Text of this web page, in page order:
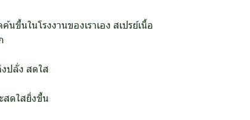
นในโรงงานของเราเอง สเปรย์เนื้อ
ปลั่ง สดใส
สดใสยิ่งขึ้น